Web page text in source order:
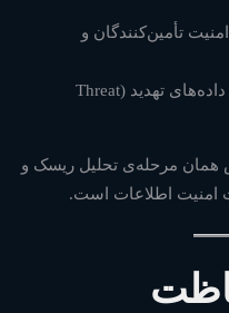
امنیت تأمین‌کنندگان و
پایش مداوم داده‌های تهدید (Threat
همان مرحله‌ی تحلیل ریسک و
امنیت اطلاعات است.